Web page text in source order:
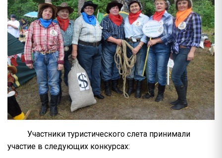
Участники туристического слета принимали
участие в следующих конкурсах: